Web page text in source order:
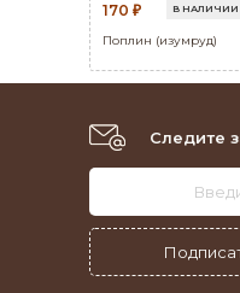
170 ₽ В НАЛИЧИИ
Поплин (изумруд)
Следите